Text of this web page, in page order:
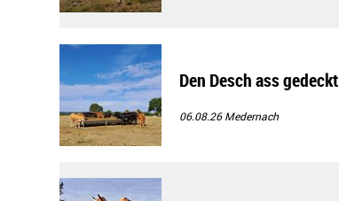
Den Desch ass gedeckt
06.08.26Medernach